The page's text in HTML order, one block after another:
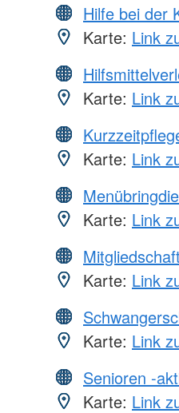
Hilfe bei der
Karte: Link
Karte: Link
Karte: Link
Karte: Link
Mitgliedschaft
Karte: Link
Karte: Link
Senioren -
Karte: Link